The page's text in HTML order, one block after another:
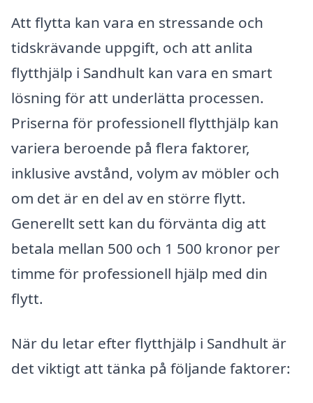
Att flytta kan vara en stressande och
tidskrävande uppgift, och att anlita
flytthjälp i Sandhult kan vara en smart
lösning för att underlätta processen.
Priserna för professionell flytthjälp kan
variera beroende på flera faktorer,
inklusive avstånd, volym av möbler och
om det är en del av en större flytt.
Generellt sett kan du förvänta dig att
betala mellan 500 och 1 500 kronor per
timme för professionell hjälp med din
flytt.
När du letar efter flytthjälp i Sandhult är
det viktigt att tänka på följande faktorer: